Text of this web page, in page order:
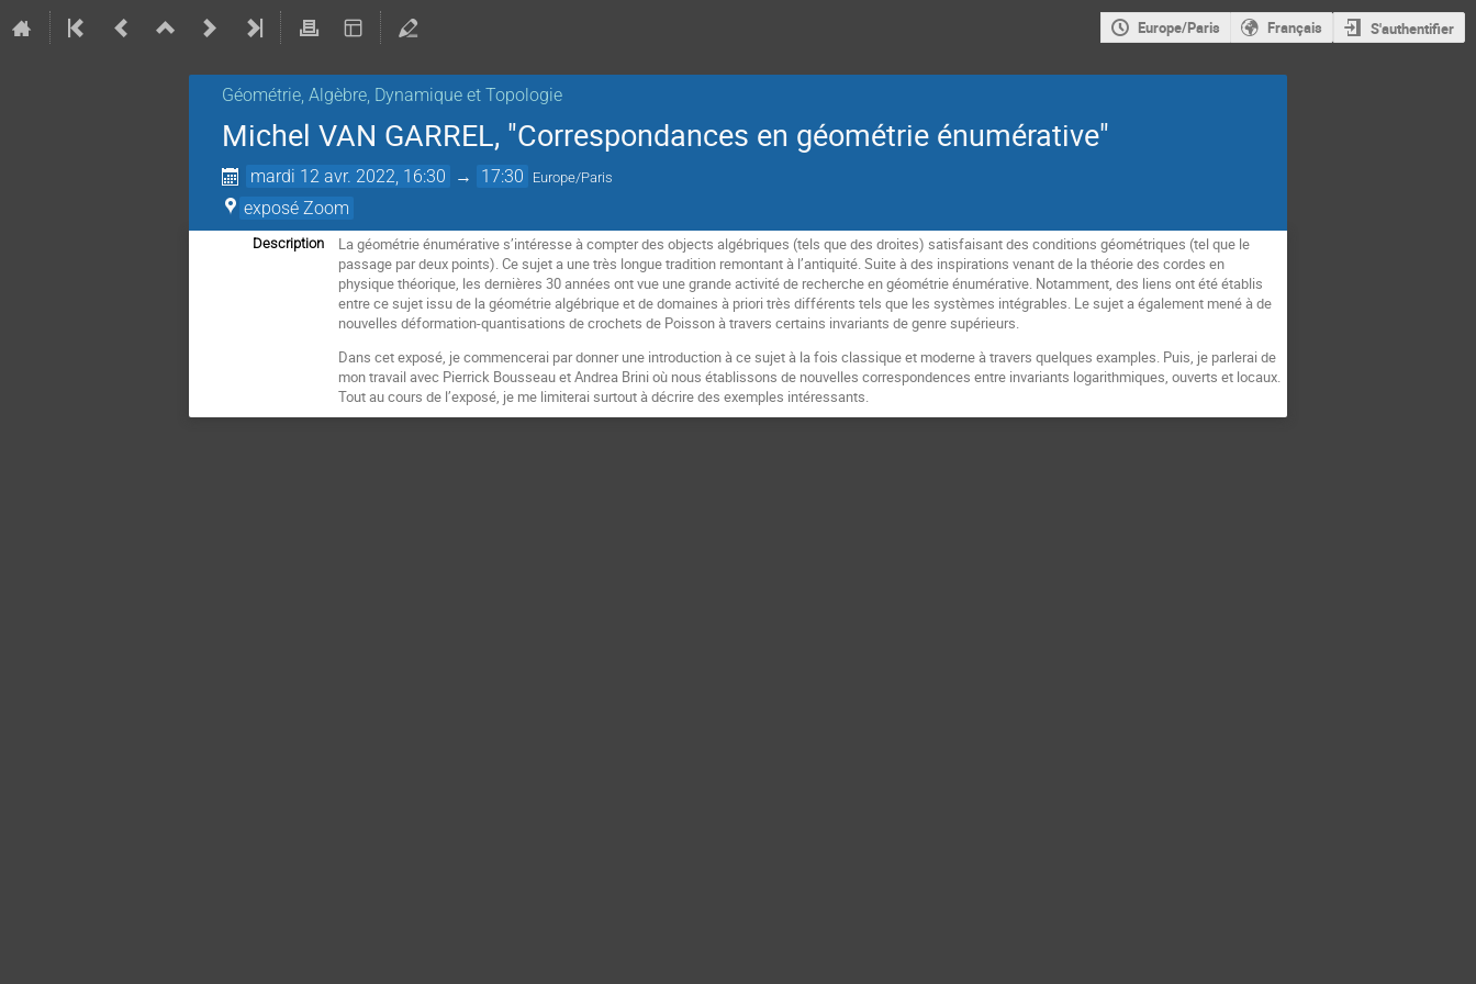
Europe/Paris Français S'authentifier
Géométrie, Algèbre, Dynamique et Topologie
Michel VAN GARREL, "Correspondances en géométrie énumérative"
mardi 12 avr. 2022, 16:30 → 17:30 Europe/Paris
exposé Zoom
Description
La géométrie énumérative s’intéresse à compter des objects algébriques (tels que des droites) satisfaisant des conditions géométriques (tel que le
passage par deux points). Ce sujet a une très longue tradition remontant à l’antiquité. Suite à des inspirations venant de la théorie des cordes en
physique théorique, les dernières 30 années ont vue une grande activité de recherche en géométrie énumérative. Notamment, des liens ont été établis
entre ce sujet issu de la géométrie algébrique et de domaines à priori très différents tels que les systèmes intégrables. Le sujet a également mené à de
nouvelles déformation-quantisations de crochets de Poisson à travers certains invariants de genre supérieurs.
Dans cet exposé, je commencerai par donner une introduction à ce sujet à la fois classique et moderne à travers quelques examples. Puis, je parlerai de
mon travail avec Pierrick Bousseau et Andrea Brini où nous établissons de nouvelles correspondences entre invariants logarithmiques, ouverts et locaux.
Tout au cours de l’exposé, je me limiterai surtout à décrire des exemples intéressants.